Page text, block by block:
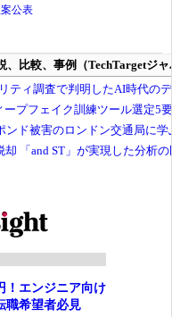
公表
！エンジニア向け
職希望者必見